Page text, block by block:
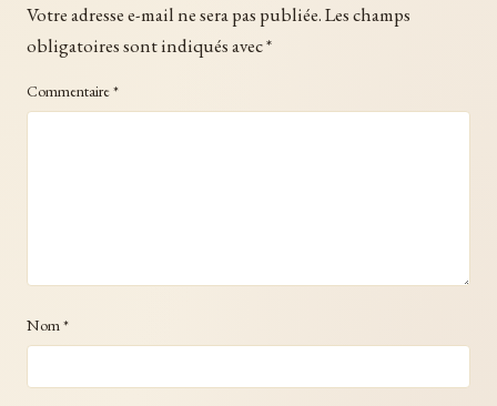
Votre adresse e-mail ne sera pas publiée.Les champs
obligatoires sont indiqués avec*
Commentaire*
Nom*